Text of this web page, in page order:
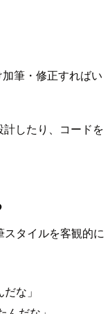
筆・修正すればい
したり、コードを
スタイルを客観的に
な」